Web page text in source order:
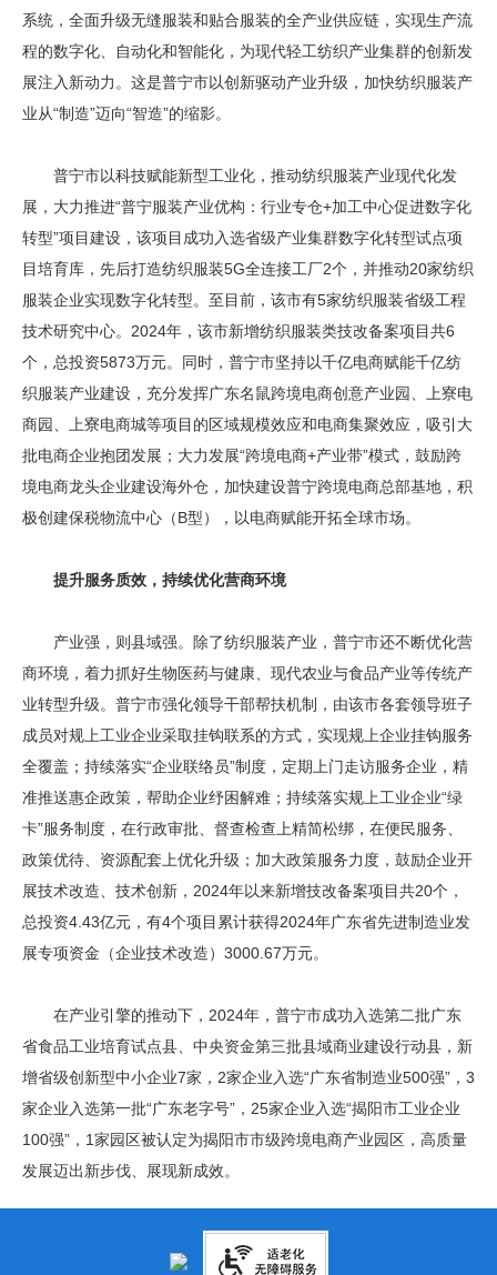
系统，全面升级无缝服装和贴合服装的全产业供应链，实现生产流
程的数字化、自动化和智能化，为现代轻工纺织产业集群的创新发
展注入新动力。这是普宁市以创新驱动产业升级，加快纺织服装产
业从“制造”迈向“智造”的缩影。
普宁市以科技赋能新型工业化，推动纺织服装产业现代化发
展，大力推进“普宁服装产业优构：行业专仓+加工中心促进数字化
转型”项目建设，该项目成功入选省级产业集群数字化转型试点项
目培育库，先后打造纺织服装5G全连接工厂2个，并推动20家纺织
服装企业实现数字化转型。至目前，该市有5家纺织服装省级工程
技术研究中心。2024年，该市新增纺织服装类技改备案项目共6
个，总投资5873万元。同时，普宁市坚持以千亿电商赋能千亿纺
织服装产业建设，充分发挥广东名鼠跨境电商创意产业园、上寮电
商园、上寮电商城等项目的区域规模效应和电商集聚效应，吸引大
批电商企业抱团发展；大力发展“跨境电商+产业带”模式，鼓励跨
境电商龙头企业建设海外仓，加快建设普宁跨境电商总部基地，积
极创建保税物流中心（B型），以电商赋能开拓全球市场。
提升服务质效，持续优化营商环境
产业强，则县域强。除了纺织服装产业，普宁市还不断优化营
商环境，着力抓好生物医药与健康、现代农业与食品产业等传统产
业转型升级。普宁市强化领导干部帮扶机制，由该市各套领导班子
成员对规上工业企业采取挂钩联系的方式，实现规上企业挂钩服务
全覆盖；持续落实“企业联络员”制度，定期上门走访服务企业，精
准推送惠企政策，帮助企业纾困解难；持续落实规上工业企业“绿
卡”服务制度，在行政审批、督查检查上精简松绑，在便民服务、
政策优待、资源配套上优化升级；加大政策服务力度，鼓励企业开
展技术改造、技术创新，2024年以来新增技改备案项目共20个，
总投资4.43亿元，有4个项目累计获得2024年广东省先进制造业发
展专项资金（企业技术改造）3000.67万元。
在产业引擎的推动下，2024年，普宁市成功入选第二批广东
省食品工业培育试点县、中央资金第三批县域商业建设行动县，新
增省级创新型中小企业7家，2家企业入选“广东省制造业500强”，3
家企业入选第一批“广东老字号”，25家企业入选“揭阳市工业企业
100强”，1家园区被认定为揭阳市市级跨境电商产业园区，高质量
发展迈出新步伐、展现新成效。